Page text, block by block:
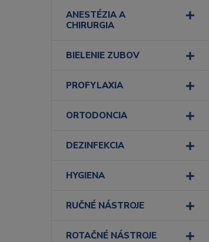
ANESTÉZIA A
CHIRURGIA
BIELENIE ZUBOV
PROFYLAXIA
ORTODONCIA
DEZINFEKCIA
HYGIENA
RUČNÉ NÁSTROJE
ROTAČNÉ NÁSTROJE